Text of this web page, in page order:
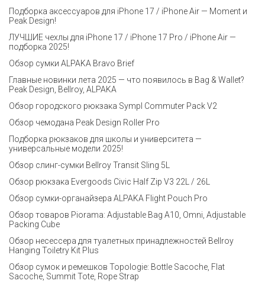
Подборка аксессуаров для iPhone 17 / iPhone Air — Moment и
Peak Design!
ЛУЧШИЕ чехлы для iPhone 17 / iPhone 17 Pro / iPhone Air —
подборка 2025!
Обзор сумки ALPAKA Bravo Brief
Главные новинки лета 2025 — что появилось в Bag & Wallet?
Peak Design, Bellroy, ALPAKA
Обзор городского рюкзака Sympl Commuter Pack V2
Обзор чемодана Peak Design Roller Pro
Подборка рюкзаков для школы и университета —
универсальные модели 2025!
Обзор слинг-сумки Bellroy Transit Sling 5L
Обзор рюкзака Evergoods Civic Half Zip V3 22L / 26L
Обзор сумки-органайзера ALPAKA Flight Pouch Pro
Обзор товаров Piorama: Adjustable Bag A10, Omni, Adjustable
Packing Cube
Обзор несессера для туалетных принадлежностей Bellroy
Hanging Toiletry Kit Plus
Обзор сумок и ремешков Topologie: Bottle Sacoche, Flat
Sacoche, Summit Tote, Rope Strap